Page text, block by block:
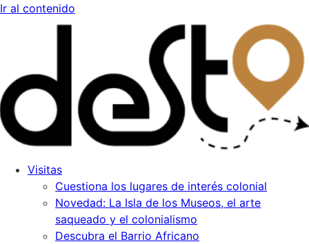
Ir al contenido
Visitas
Cuestiona los lugares de interés colonial
Novedad: La Isla de los Museos, el arte
saqueado y el colonialismo
Descubra el Barrio Africano